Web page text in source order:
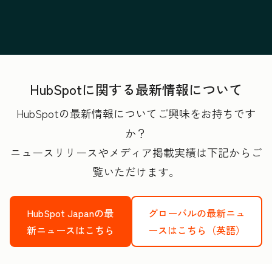
HubSpotに関する最新情報について
HubSpotの最新情報についてご興味をお持ちです
か？
ニュースリリースやメディア掲載実績は下記からご
覧いただけます。
HubSpot Japanの最
新ニュースはこちら
グローバルの最新ニュ
ースはこちら（英語）